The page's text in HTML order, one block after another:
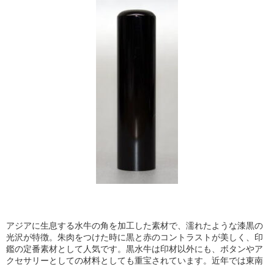
アジアに生息する水牛の角を加工した素材で、濡れたような漆黒の
光沢が特徴。朱肉をつけた時に黒と赤のコントラストが美しく、印
鑑の定番素材として人気です。黒水牛は印材以外にも、ボタンやア
クセサリーとしての材料としても重宝されています。近年では東南